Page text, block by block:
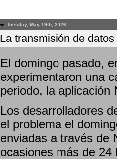
Tuesday, May 19th, 2026
La transmisión de
El domingo pasado,
experimentaron una
periodo, la aplicación
Los desarrolladores
el problema el
enviadas a través de
ocasiones más de 24